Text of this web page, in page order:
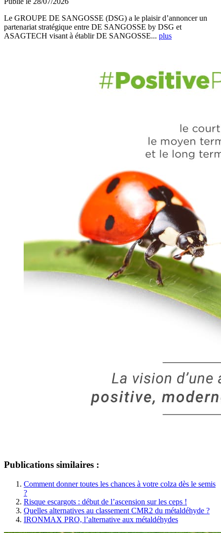
Le GROUPE DE SANGOSSE (DSG) a le plaisir d’annoncer un
partenariat stratégique entre DE SANGOSSE by DSG et
ASAGTECH visant à établir DE SANGOSSE... plus
Publications similaires :
Comment donner toutes les chances à votre colza dès le semis
?
Risque escargots : début de l’ascension sur les ceps !
Quelles alternatives au classement CMR2 du métaldéhyde ?
IRONMAX PRO, l’alternative aux métaldéhydes